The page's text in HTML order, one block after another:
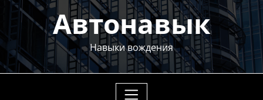
Автонавык
Навыки вождения